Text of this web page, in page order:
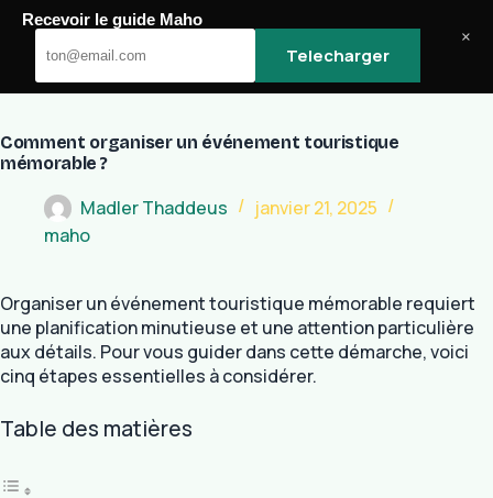
Passer
contenu
Maho
Comment organiser un événement touristique
mémorable ?
Madler Thaddeus
janvier 21, 2025
maho
Organiser un événement touristique mémorable requiert
une planification minutieuse et une attention particulière
aux détails. Pour vous guider dans cette démarche, voici
cinq étapes essentielles à considérer.
Table des matières
Recevoir le guide Maho
Telecharger
×